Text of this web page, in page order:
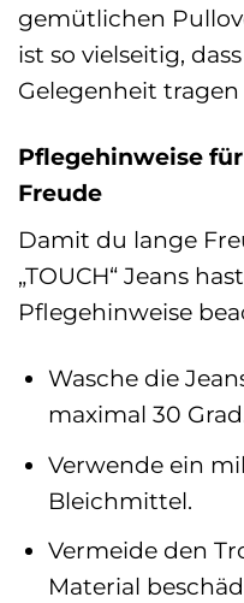
gemütlichen
ist so vielseitig,
Gelegenheit
Pflegehinweise
Freude
Damit du lange
„TOUCH“ Jeans
Pflegehinweise
Wasche die
maximal 30
Verwende ein
Bleichmittel.
Vermeide den
Material